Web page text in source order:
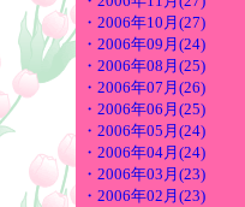
・2006年10月(27)
・2006年09月(24)
・2006年08月(25)
・2006年07月(26)
・2006年06月(25)
・2006年05月(24)
・2006年04月(24)
・2006年03月(23)
・2006年02月(23)